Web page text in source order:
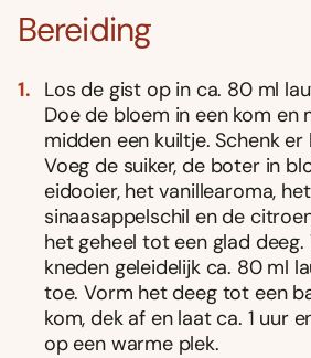
Bereiding
Los de gist op in ca. 80 ml
Doe de bloem in een kom en
midden een kuiltje. Schenk
Voeg de suiker, de boter in
eidooier, het vanillearoma,
sinaasappelschil en de
het geheel tot een glad
kneden geleidelijk ca. 80 ml
toe. Vorm het deeg tot een
kom, dek af en laat ca. 1 uur
op een warme plek.